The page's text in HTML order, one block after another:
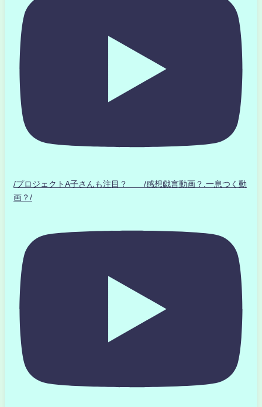
/プロジェクトA子さんも注目？ /感想戯言動画？.一息つく動
画？/